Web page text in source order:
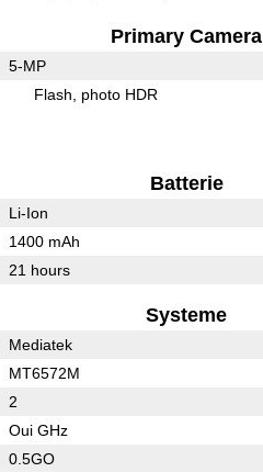
Primary Camera
5-MP
Flash photo HDR
Batterie
Li-Ion
1400 mAh
21 hours
Systeme
Mediatek
MT6572M
2
Oui GHz
0.5GO